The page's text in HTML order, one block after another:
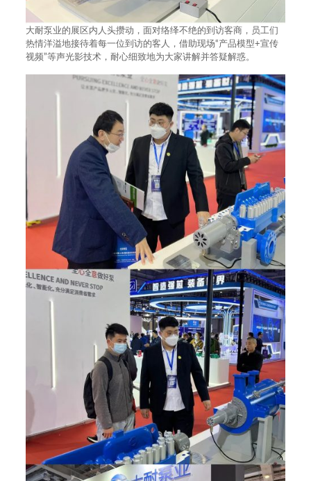
大耐泵业的展区内人头攒动，面对络绎不绝的到访客商，员工们
热情洋溢地接待着每一位到访的客人，借助现场“产品模型+宣传
视频”等声光影技术，耐心细致地为大家讲解并答疑解惑。